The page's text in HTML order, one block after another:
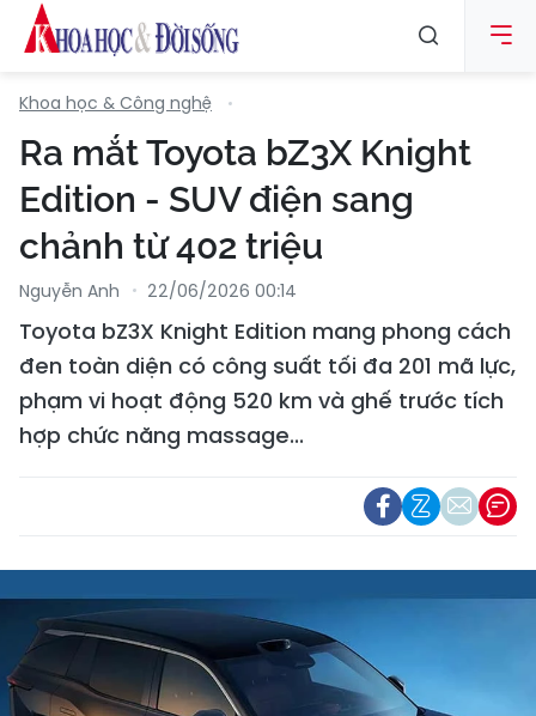
Khoa học & Công nghệ
Ra mắt Toyota bZ3X Knight
Edition - SUV điện sang
chảnh từ 402 triệu
Nguyễn Anh 22/06/2026 00:14
Toyota bZ3X Knight Edition mang phong cách
đen toàn diện có công suất tối đa 201 mã lực,
phạm vi hoạt động 520 km và ghế trước tích
hợp chức năng massage...